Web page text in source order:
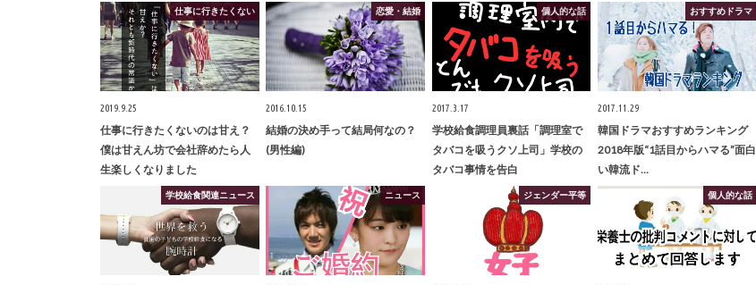
仕事に行きたくない
2019.9.25
仕事に行きたくないのは甘え？
僕は甘えん坊で会社辞めたら人
生楽しくなりました
恋愛・結婚
2016.10.15
結婚の決め手って結局何なの？
(男性編)
個人的な話
2017.3.17
学校給食調理員裏話「調理室で
タバコを吸うクソ上司」学校の
タバコ事情を告白
おすすめドラマ
2017.11.29
韓国ドラマおすすめランキング
2018年版“1話目からハマる”面白
い韓流ド…
学校給食関連ニュース ニュース ジェンダー平等 個人的な話